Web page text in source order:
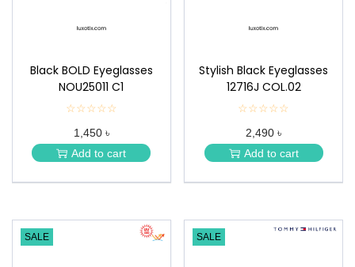
Black BOLD Eyeglasses
NOU25011 C1
☆☆☆☆☆
★
★
★
★
1,450 ৳
Add to cart
Stylish Black Eyeglasses
12716J COL.02
☆☆☆☆☆
★
★
★
★
2,490 ৳
Add to cart
SALE SALE